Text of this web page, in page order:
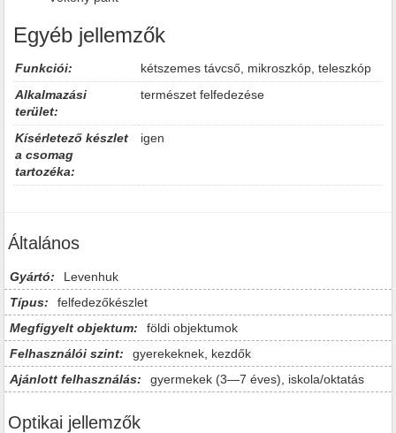
Egyéb jellemzők
Funkciói:
kétszemes távcső, mikroszkóp, teleszkóp
Alkalmazási
terület:
természet felfedezése
Kísérletező készlet
a csomag
tartozéka:
igen
Általános
Gyártó:
Levenhuk
Típus:
felfedezőkészlet
Megfigyelt objektum:
földi objektumok
Felhasználói szint:
gyerekeknek, kezdők
Ajánlott felhasználás:
gyermekek (3—7 éves), iskola/oktatás
Optikai jellemzők